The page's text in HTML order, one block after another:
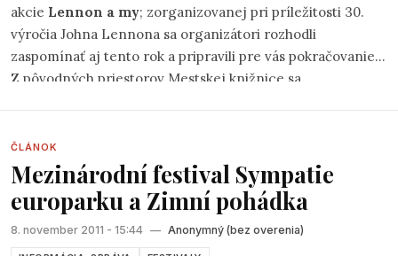
akcie Lennon a my; zorganizovanej pri príležitosti 30.
výročia Johna Lennona sa organizátori rozhodli
zaspomínať aj tento rok a pripravili pre vás pokračovanie.
Z pôvodných priestorov Mestskej knižnice sa
7.12.2011 od 17:00.
ČLÁNOK
Mezinárodní festival Sympatie
europarku a Zimní pohádka
8. november 2011 - 15:44 — Anonymný (bez overenia)